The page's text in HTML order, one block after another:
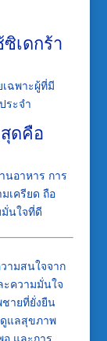
เดกร้า
ฉพาะผู้ที่มี
ระจำ
ดคือ
นอาหาร การ
เครียด ถือ
นใจที่ดี
ามสนใจจาก
ความมั่นใจ
ชายที่ยั่งยืน
ดูแลสุขภาพ